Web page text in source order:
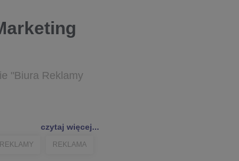
"Biura Reklamy
czytaj więcej...
REKLAMA